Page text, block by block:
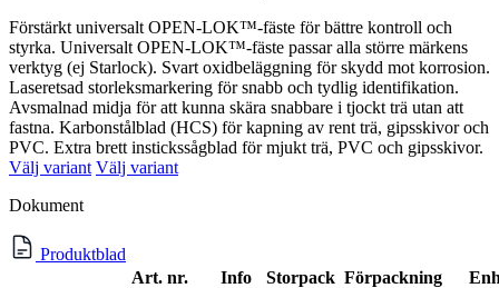
Förstärkt universalt OPEN-LOK™-fäste för bättre kontroll och
styrka. Universalt OPEN-LOK™-fäste passar alla större märkens
verktyg (ej Starlock). Svart oxidbeläggning för skydd mot korrosion.
Laseretsad storleksmarkering för snabb och tydlig identifikation.
Avsmalnad midja för att kunna skära snabbare i tjockt trä utan att
fastna. Karbonstålblad (HCS) för kapning av rent trä, gipsskivor och
PVC. Extra brett instickssågblad för mjukt trä, PVC och gipsskivor.
Välj variant Välj variant
Dokument
Produktblad
Art. nr.
Info Storpack Förpackning